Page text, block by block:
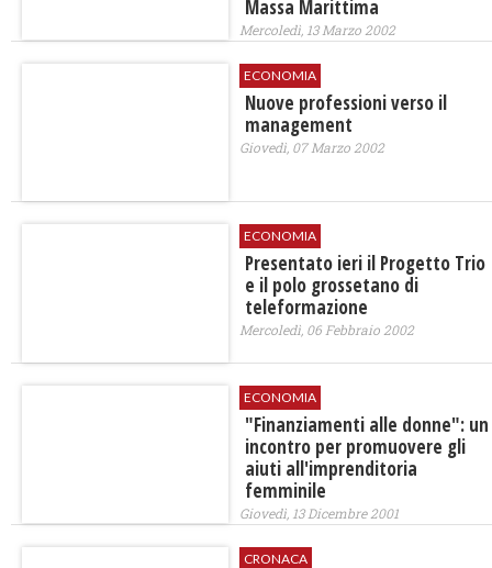
Massa Marittima
Mercoledì, 13 Marzo 2002
ECONOMIA
Nuove professioni verso il
management
Giovedì, 07 Marzo 2002
ECONOMIA
Presentato ieri il Progetto Trio
e il polo grossetano di
teleformazione
Mercoledì, 06 Febbraio 2002
ECONOMIA
"Finanziamenti alle donne": un
incontro per promuovere gli
aiuti all'imprenditoria
femminile
Giovedì, 13 Dicembre 2001
CRONACA